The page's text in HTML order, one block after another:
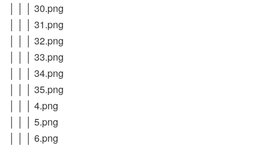
│ │ │ 30.png
│ │ │ 31.png
│ │ │ 32.png
│ │ │ 33.png
│ │ │ 34.png
│ │ │ 35.png
│ │ │ 4.png
│ │ │ 5.png
│ │ │ 6.png